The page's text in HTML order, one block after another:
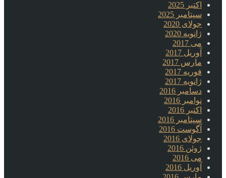
اکتبر 2025
سپتامبر 2025
جولای 2020
ژانویه 2020
می 2017
آوریل 2017
مارس 2017
فوریه 2017
ژانویه 2017
دسامبر 2016
نوامبر 2016
اکتبر 2016
سپتامبر 2016
آگوست 2016
جولای 2016
ژوئن 2016
می 2016
آوریل 2016